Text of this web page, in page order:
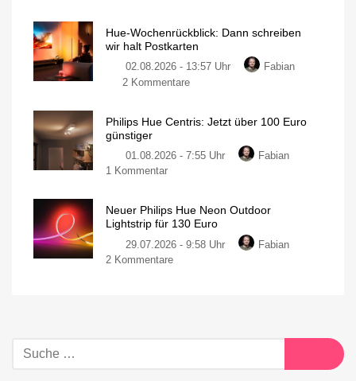
Hue-Wochenrückblick: Dann schreiben
wir halt Postkarten
02.08.2026 - 13:57 Uhr
Fabian
2 Kommentare
Philips Hue Centris: Jetzt über 100 Euro
günstiger
01.08.2026 - 7:55 Uhr
Fabian
1 Kommentar
Neuer Philips Hue Neon Outdoor
Lightstrip für 130 Euro
29.07.2026 - 9:58 Uhr
Fabian
2 Kommentare